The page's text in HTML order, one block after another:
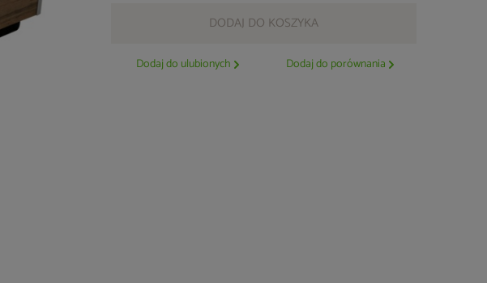
DODAJ DO KOSZYKA
Dodaj do ulubionych Dodaj do porównania